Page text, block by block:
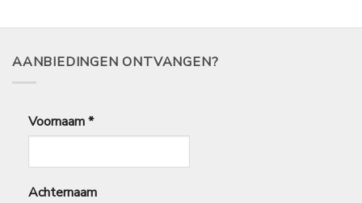
AANBIEDINGEN ONTVANGEN?
Voornaam*
Achternaam